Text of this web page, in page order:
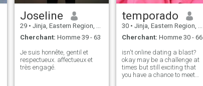
Joseline
29 • Jinja, Eastern Region, Ouganda
Cherchant: Homme 39 - 63
Je suis honnête, gentil et
respectueux. affectueux et
très engagé.
temporado
30 • Jinja, Eastern Region, Ouganda
Cherchant: Homme 30 - 66
isn't online dating a blast?
okay may be a challenge at
times but still exciting that
you have a chance to meet